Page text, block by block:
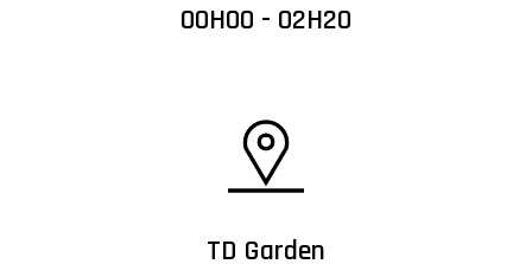
00H00 - 02H20
TD Garden